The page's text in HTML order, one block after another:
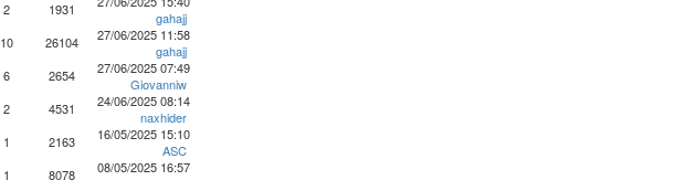
2 1931
gahajj
10 26104
27/06/2025 11:58
gahajj
6 2654
27/06/2025 07:49
Giovanniw
2 4531
24/06/2025 08:14
naxhider
1 2163
16/05/2025 15:10
ASC
1 8078
08/05/2025 16:57